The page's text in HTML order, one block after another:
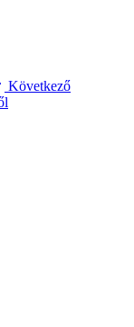
Következő